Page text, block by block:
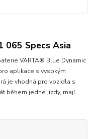
065 Specs Asia
VARTA® Blue Dynamic
aplikace s vysokým
je vhodná pro vozidla s
během jedné jízdy, mají